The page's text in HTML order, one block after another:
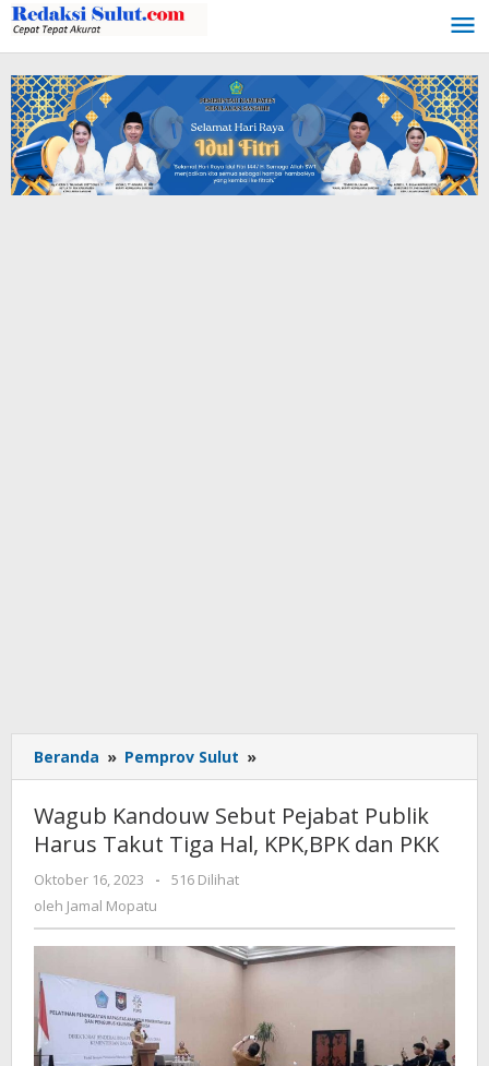
Lewati
ke
konten
Beranda » Pemprov Sulut »
Kandouw
Pejabat
Publik
KPK,BPK
Wagub Kandouw Sebut Pejabat Publik
Harus Takut Tiga Hal, KPK,BPK dan PKK
Oktober 16, 2023
oleh
Jamal
-
516 Dilihat
oleh Jamal Mopatu